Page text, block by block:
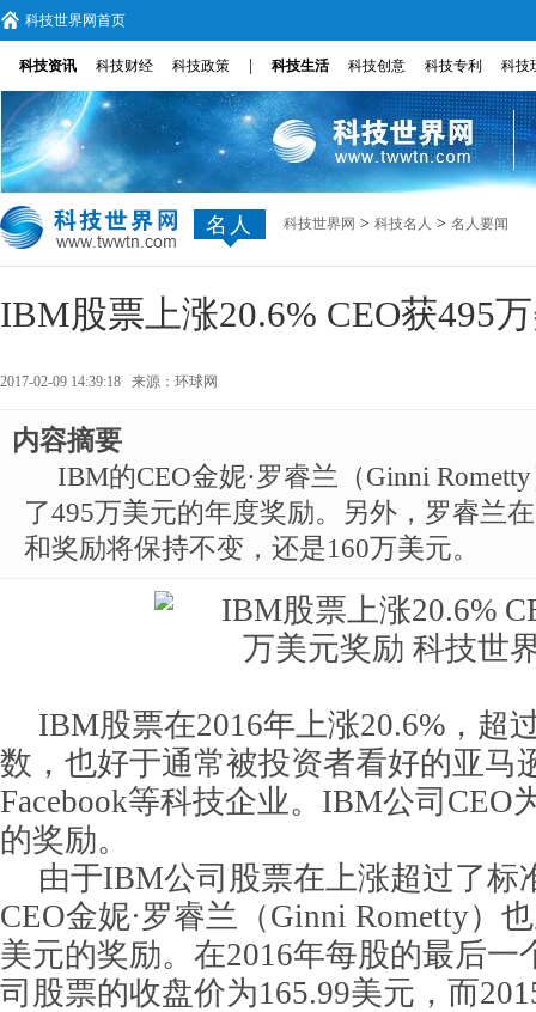
科技世界网首页
科技资讯 科技财经 科技政策 科技生活 科技创意 科技专利 科技
名人 科技世界网 > 科技名人 > 名人要闻
IBM股票上涨20.6% CEO获495
2017-02-09 14:39:18 来源： 环球网
内容摘要
IBM的CEO金妮·罗睿兰（Ginni
了495万美元的年度奖励。另外，罗睿兰
和奖励将保持不变，还是160万美元。
IBM股票在2016年上涨20.6%，超
数，也好于通常被投资者看好的亚马
Facebook等科技企业。IBM公司CEO
的奖励。
由于IBM公司股票在上涨超过了标
CEO金妮·罗睿兰（Ginni Rometty）
美元的奖励。在2016年每股的最后一
司股票的收盘价为165.99美元，而